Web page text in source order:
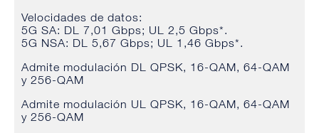
Velocidades de datos:
5G SA: DL 7,01 Gbps; UL 2,5 Gbps*.
5G NSA: DL 5,67 Gbps; UL 1,46 Gbps*.
Admite modulación DL QPSK, 16-QAM, 64-QAM
y 256-QAM
Admite modulación UL QPSK, 16-QAM, 64-QAM
y 256-QAM